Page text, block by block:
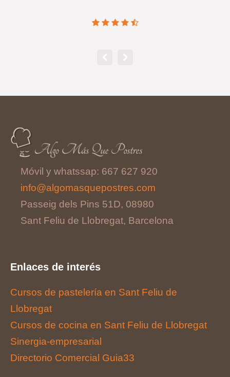
Móvil y whatssap: 667 627 920
info@algomasquepostres.com
Passeig dels Pins 51D, 08980
Sant Feliu de Llobregat, Barcelona
Enlaces de interés
Cursos de pastelería en Sant Feliu de
Llobregat
Cursos de cocina en Sant Feliu de Llobregat
Sinergia-empresarial
Directorio Comercial Guia33